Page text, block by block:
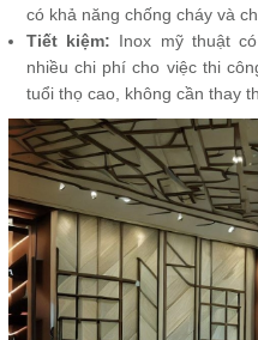
có khả năng chống cháy và
Tiết kiệm: Inox mỹ thuật
nhiều chi phí cho việc thi
tuổi thọ cao, không cần thay